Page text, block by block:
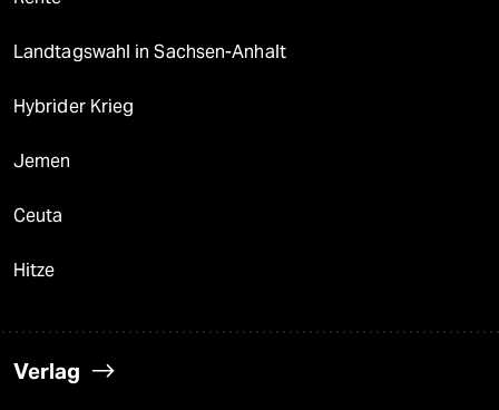
Landtagswahl in Sachsen-Anhalt
Hybrider Krieg
Jemen
Ceuta
Hitze
Verlag